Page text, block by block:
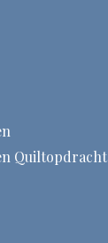
Quiltopdracht